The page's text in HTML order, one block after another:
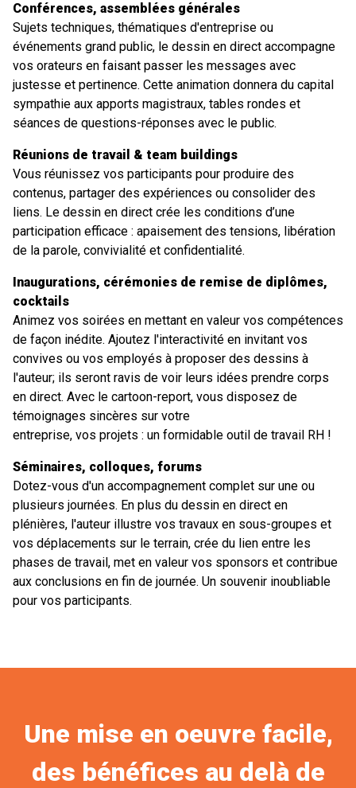
Conférences, assemblées générales
Sujets techniques, thématiques d'entreprise ou
événements grand public, le dessin en direct accompagne
vos orateurs en faisant passer les messages avec
justesse et pertinence. Cette animation donnera du capital
sympathie aux apports magistraux, tables rondes et
séances de questions-réponses avec le public.
Réunions de travail & team buildings
Vous réunissez vos participants pour produire des
contenus, partager des expériences ou consolider des
liens. Le dessin en direct crée les conditions d’une
participation efficace : apaisement des tensions, libération
de la parole, convivialité et confidentialité.
Inaugurations, cérémonies de remise de diplômes,
cocktails
Animez vos soirées en mettant en valeur vos compétences
de façon inédite. Ajoutez l'interactivité en invitant vos
convives ou vos employés à proposer des dessins à
l'auteur; ils seront ravis de voir leurs idées prendre corps
en direct. Avec le cartoon-report, vous disposez de
témoignages sincères sur votre
entreprise, vos projets : un formidable outil de travail RH !
Séminaires, colloques, forums
Dotez-vous d'un accompagnement complet sur une ou
plusieurs journées. En plus du dessin en direct en
plénières, l'auteur illustre vos travaux en sous-groupes et
vos déplacements sur le terrain, crée du lien entre les
phases de travail, met en valeur vos sponsors et contribue
aux conclusions en fin de journée. Un souvenir inoubliable
pour vos participants.
Une mise en oeuvre facile,
des bénéfices au delà de